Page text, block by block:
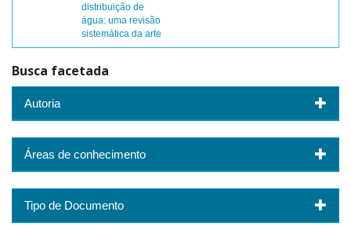
distribuição de
água: uma revisão
sistemática da arte
Busca facetada
Autoria
Áreas de conhecimento
Tipo de Documento